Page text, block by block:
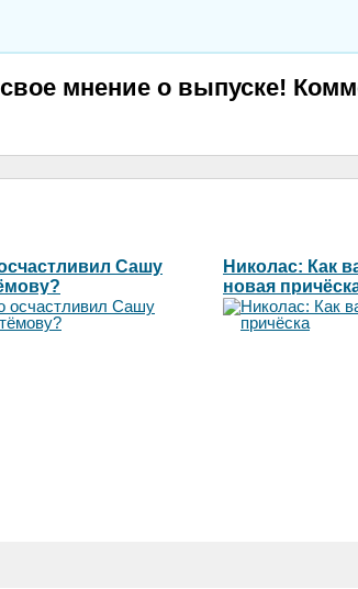
мнение о выпуске!
Сашу
Николас: Как
новая